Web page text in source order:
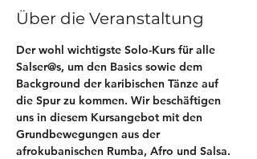
Über die Veranstaltung
Der wohl wichtigste Solo-Kurs für alle
Salser@s, um den Basics sowie dem
Background der karibischen Tänze auf
die Spur zu kommen. Wir beschäftigen
uns in diesem Kursangebot mit den
Grundbewegungen aus der
afrokubanischen Rumba, Afro und Salsa.